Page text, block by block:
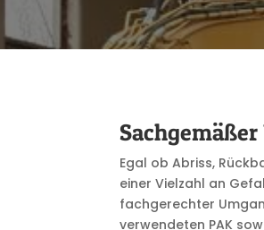
Egal ob Abriss,
einer Vielzahl an
fachgerechter
verwendeten PAK